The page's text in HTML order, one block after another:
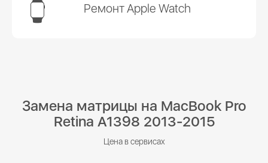
Ремонт Apple Watch
Замена матрицы на MacBook Pro
Retina A1398 2013-2015
Цена в сервисах